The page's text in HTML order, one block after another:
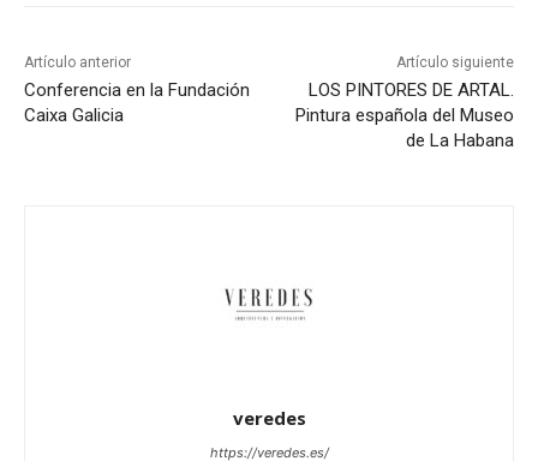
Artículo anterior
Conferencia en la Fundación
Caixa Galicia
Artículo siguiente
LOS PINTORES DE ARTAL.
Pintura española del Museo
de La Habana
veredes
https://veredes.es/